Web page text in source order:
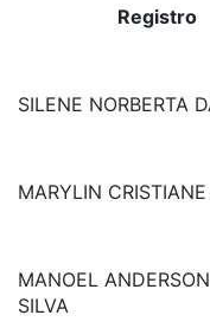
Registro
SILENE NORBERTA
MARYLIN
MANOEL
SILVA